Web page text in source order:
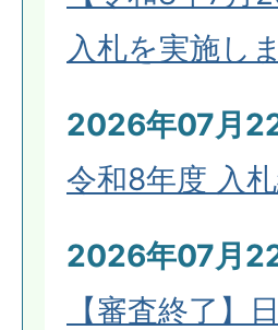
入札を実施し
2026年07月
令和8年度 入
2026年07月
【審査終了】